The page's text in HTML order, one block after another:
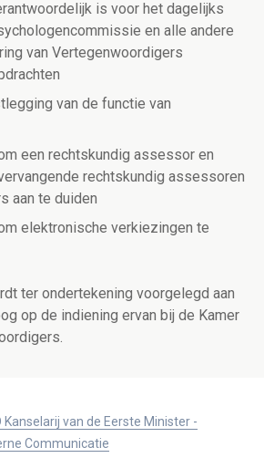
is voor het dagelijks
en alle andere
van Vertegenwoordigers
van de functie van
een rechtskundig assessor en
rechtskundig assessoren
aan te duiden
elektronische verkiezingen te
ter ondertekening voorgelegd aan
op de indiening ervan bij de Kamer
Kanselarij van de Eerste Minister -
Communicatie